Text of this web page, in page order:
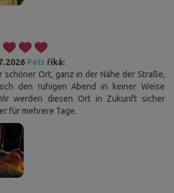
Petr říká:
schöner Ort, ganz in der Nähe der Straße,
den ruhigen Abend in keiner Weise
werden diesen Ort in Zukunft sicher
für mehrere Tage.